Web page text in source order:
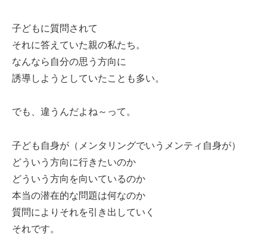
子どもに質問されて
それに答えていた親の私たち。
なんなら自分の思う方向に
誘導しようとしていたことも多い。
でも、違うんだよね～って。
子ども自身が（メンタリングでいうメンティ自身が）
どういう方向に行きたいのか
どういう方向を向いているのか
本当の潜在的な問題は何なのか
質問によりそれを引き出していく
それです。